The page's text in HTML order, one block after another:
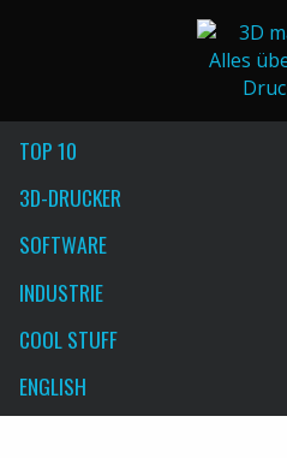
TOP 10
3D-DRUCKER
SOFTWARE
INDUSTRIE
COOL STUFF
ENGLISH